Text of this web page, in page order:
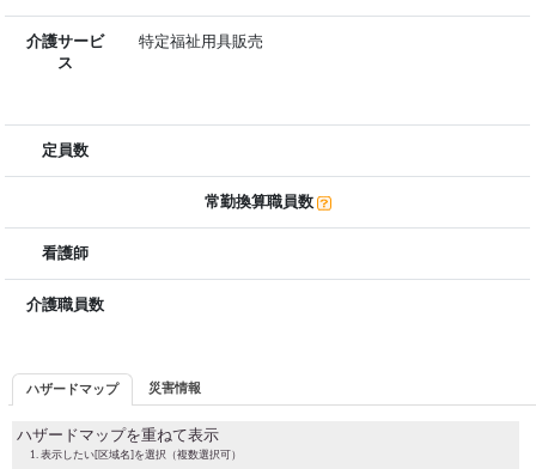
介護サービ
ス
特定福祉用具販売
定員数
常勤換算職員数
看護師
介護職員数
ハザードマップ 災害情報
ハザードマップを重ねて表示
表示したい[区域名]を選択（複数選択可）